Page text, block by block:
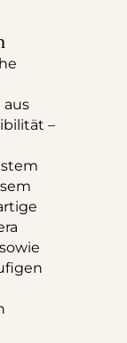
–